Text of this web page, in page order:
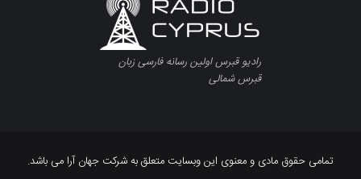
رادیو قبرس اولین رسانه فارسی زبان
قبرس شمالی
تمامی حقوق مادی و معنوی این وبسایت متعلق به شرکت جهان آرا می باشد.